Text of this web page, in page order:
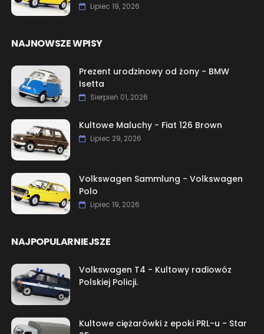
Lipiec 19, 2026
NAJNOWSZE WPISY
Prezent urodzinowy od żony - BMW
Isetta
Sierpień 01, 2026
Kultowe Maluchy - Fiat 126 Brown
Lipiec 29, 2026
Volkswagen Sammlung - Volkswagen
Polo
Lipiec 19, 2026
NAJPOPULARNIEJSZE
Volkswagen T4 - Kultowy radiowóz
Polskiej Policji.
Kultowe ciężarówki z epoki PRL-u - Star